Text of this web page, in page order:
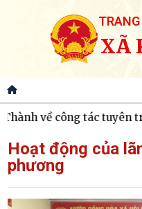
XÃ
công tác tuyên truyền,
Hoạt động của
phương